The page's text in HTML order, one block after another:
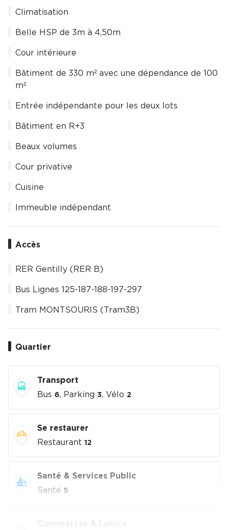
Climatisation
Belle HSP de 3m à 4,50m
Cour intérieure
Bâtiment de 330 m² avec une dépendance de 100
m²
Entrée indépendante pour les deux lots
Bâtiment en R+3
Beaux volumes
Cour privative
Cuisine
Immeuble indépendant
Accès
RER Gentilly (RER B)
Bus Lignes 125-187-188-197-297
Tram MONTSOURIS (Tram3B)
Quartier
Transport
Bus 6, Parking 3, Vélo 2
Se restaurer
Restaurant 12
Santé & Services Public
Santé 5